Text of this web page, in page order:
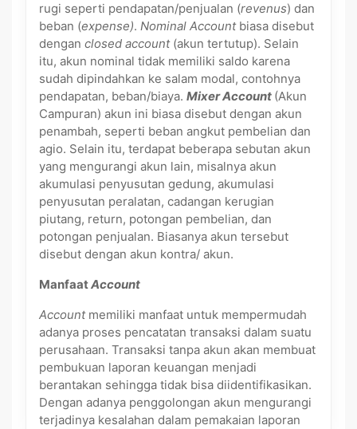
rugi seperti pendapatan/penjualan (revenus) dan
beban (expense). Nominal Account biasa disebut
dengan closed account (akun tertutup). Selain
itu, akun nominal tidak memiliki saldo karena
sudah dipindahkan ke salam modal, contohnya
pendapatan, beban/biaya. Mixer Account (Akun
Campuran) akun ini biasa disebut dengan akun
penambah, seperti beban angkut pembelian dan
agio. Selain itu, terdapat beberapa sebutan akun
yang mengurangi akun lain, misalnya akun
akumulasi penyusutan gedung, akumulasi
penyusutan peralatan, cadangan kerugian
piutang, return, potongan pembelian, dan
potongan penjualan. Biasanya akun tersebut
disebut dengan akun kontra/ akun.
ManfaatAccount
Accountmemiliki manfaat untuk mempermudah
adanya proses pencatatan transaksi dalam suatu
perusahaan. Transaksi tanpa akun akan membuat
pembukuan laporan keuangan menjadi
berantakan sehingga tidak bisa diidentifikasikan.
Dengan adanya penggolongan akun mengurangi
terjadinya kesalahan dalam pemakaian laporan